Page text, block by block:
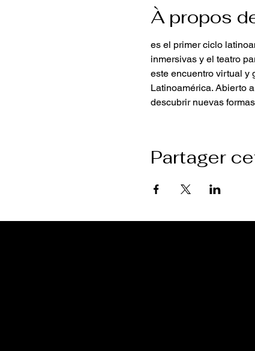
À propos
es el primer ciclo
inmersivas y el teatro
este encuentro virtual y
Latinoamérica. Abierto
descubrir nuevas
Partager